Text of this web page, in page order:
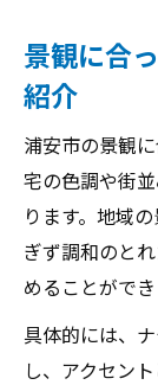
景観に合
紹介
浦安市の景観
宅の色調や街
ります。地域
ぎず調和のと
めることができ
具体的には、
し、アクセン